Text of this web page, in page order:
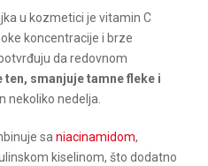
u kozmetici je vitamin C
koncentracije i brze
da redovnom
ten, smanjuje tamne fleke i
nekoliko nedelja.
saniacinamidom,
kiselinom, što dodatno